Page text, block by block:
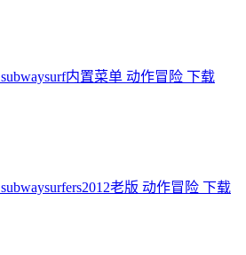
subwaysurf内置菜单 动作冒险 下载
subwaysurfers2012老版 动作冒险 下载